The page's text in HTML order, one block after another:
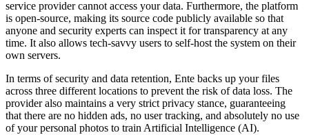
service provider cannot access your data. Furthermore, the platform
is open-source, making its source code publicly available so that
anyone and security experts can inspect it for transparency at any
time. It also allows tech-savvy users to self-host the system on their
own servers.
In terms of security and data retention, Ente backs up your files
across three different locations to prevent the risk of data loss. The
provider also maintains a very strict privacy stance, guaranteeing
that there are no hidden ads, no user tracking, and absolutely no use
of your personal photos to train Artificial Intelligence (AI).